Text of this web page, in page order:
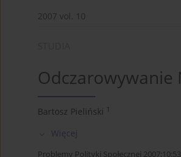
2007 vol. 10
Odczarowywanie
Bartosz Pieliński 1
Więcej
Problemy Polityki Społecznej